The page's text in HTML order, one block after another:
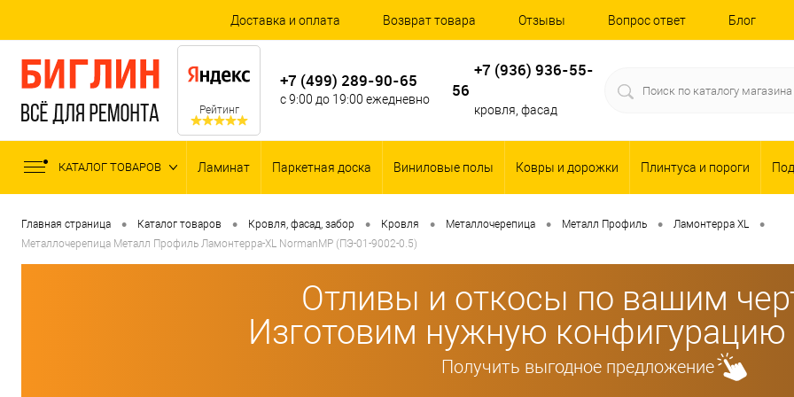
Доставка и оплата Возврат товара Отзывы Вопрос ответ Блог
Рейтинг
+7 (499) 289-90-65
с 9:00 до 19:00 ежедневно
+7 (936) 936-55-
56
кровля, фасад
КАТАЛОГ ТОВАРОВ Ламинат Паркетная доска Виниловые полы Ковры и дорожки Плинтуса и пороги
Главная страница • Каталог товаров • Кровля, фасад, забор • Кровля • Металлочерепица • Металл Профиль • Ламонтерра XL •
Металлочерепица Металл Профиль Ламонтерра-XL NormanMP (ПЭ-01-9002-0.5)
Отливы и откосы по вашим
Изготовим нужную конфигурацию
Получить выгодное предложение